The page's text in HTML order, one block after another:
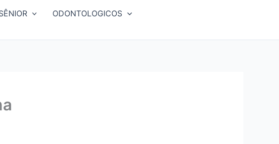
ODONTOLOGICOS